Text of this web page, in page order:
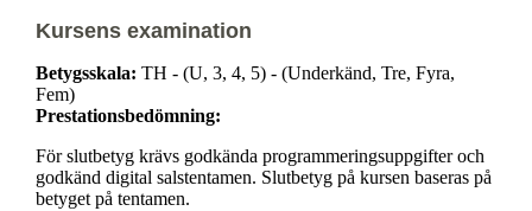
Kursens examination
Betygsskala: TH - (U, 3, 4, 5) - (Underkänd, Tre, Fyra,
Fem)
Prestationsbedömning:
För slutbetyg krävs godkända programmeringsuppgifter och
godkänd digital salstentamen. Slutbetyg på kursen baseras på
betyget på tentamen.